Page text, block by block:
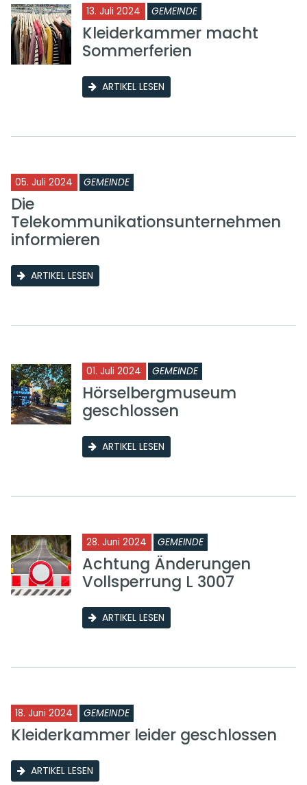
13. Juli 2024 GEMEINDE
Kleiderkammer macht
Sommerferien
ARTIKEL LESEN
05. Juli 2024 GEMEINDE
Die
Telekommunikationsunternehmen
informieren
ARTIKEL LESEN
01. Juli 2024 GEMEINDE
Hörselbergmuseum
geschlossen
ARTIKEL LESEN
28. Juni 2024 GEMEINDE
Achtung Änderungen
Vollsperrung L 3007
ARTIKEL LESEN
18. Juni 2024 GEMEINDE
Kleiderkammer leider geschlossen
ARTIKEL LESEN